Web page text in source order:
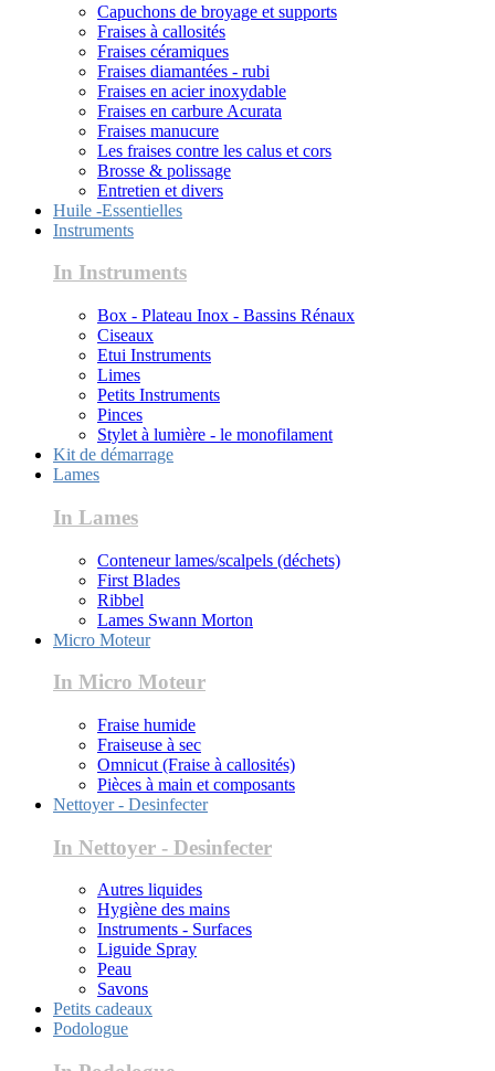
Capuchons de broyage et supports
Fraises à callosités
Fraises céramiques
Fraises diamantées - rubi
Fraises en acier inoxydable
Fraises en carbure Acurata
Fraises manucure
Les fraises contre les calus et cors
Brosse & polissage
Entretien et divers
Huile -Essentielles
Instruments
In Instruments
Box - Plateau Inox - Bassins Rénaux
Ciseaux
Etui Instruments
Limes
Petits Instruments
Pinces
Stylet à lumière - le monofilament
Kit de démarrage
Lames
In Lames
Conteneur lames/scalpels (déchets)
First Blades
Ribbel
Lames Swann Morton
Micro Moteur
In Micro Moteur
Fraise humide
Fraiseuse à sec
Omnicut (Fraise à callosités)
Pièces à main et composants
Nettoyer - Desinfecter
In Nettoyer - Desinfecter
Autres liquides
Hygiène des mains
Instruments - Surfaces
Liguide Spray
Peau
Savons
Petits cadeaux
Podologue